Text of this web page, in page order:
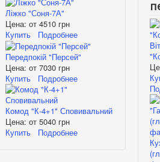
Ліжко "Соня-7А"
Цена: от 4510 грн
Купить
Подробнее
Передпокій "Персей"
Цена: от 7030 грн
Купить
Подробнее
Комод "К-4+1" Сповивальний
Цена: от 5040 грн
Купить
Подробнее